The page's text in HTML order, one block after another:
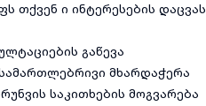
თქვენ ი ინტერესების დაცვას
გაწევა
მხარდაჭერა
საკითხების მოგვარება